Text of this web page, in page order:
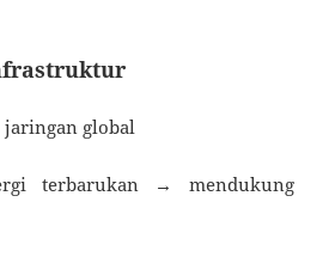
global
terbarukan → mendukung